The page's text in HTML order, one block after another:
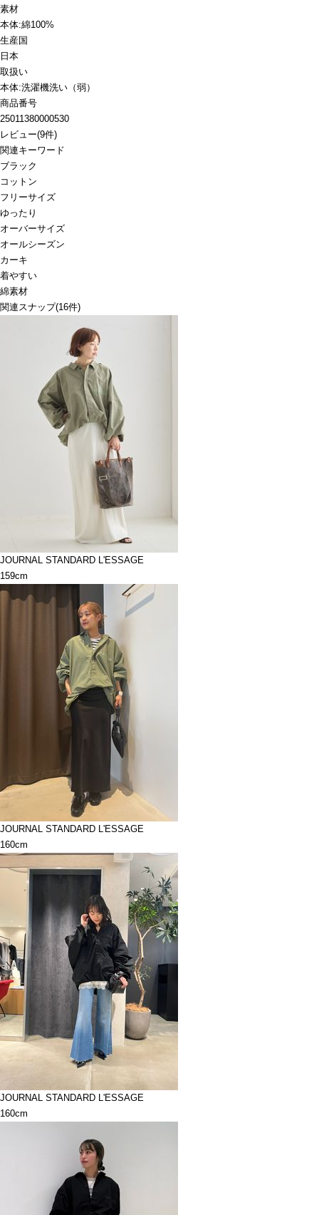
素材
本体:綿100%
生産国
日本
取扱い
本体:洗濯機洗い（弱）
商品番号
25011380000530
レビュー(9件)
関連キーワード
ブラック
コットン
フリーサイズ
ゆったり
オーバーサイズ
オールシーズン
カーキ
着やすい
綿素材
関連スナップ(16件)
JOURNAL STANDARD L'ESSAGE
159cm
JOURNAL STANDARD L'ESSAGE
160cm
JOURNAL STANDARD L'ESSAGE
160cm